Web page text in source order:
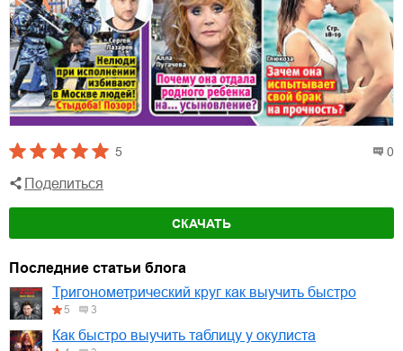
5 0
Поделиться
СКАЧАТЬ
Последние статьи блога
Тригонометрический круг как выучить быстро
5 3
Как быстро выучить таблицу у окулиста